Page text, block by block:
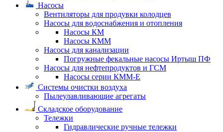
Насосы
Вентиляторы для продувки колодцев
Насосы для водоснабжения и отопления
Насосы КМ
Насосы КММ
Насосы для канализации
Погружные фекальные насосы Иртыш ПФ
Насосы для нефтепродуктов и ГСМ
Насосы серии КММ-Е
Системы очистки воздуха
Пылеулавливающие агрегаты
Складское оборудование
Тележки
Гидравлические ручные тележки